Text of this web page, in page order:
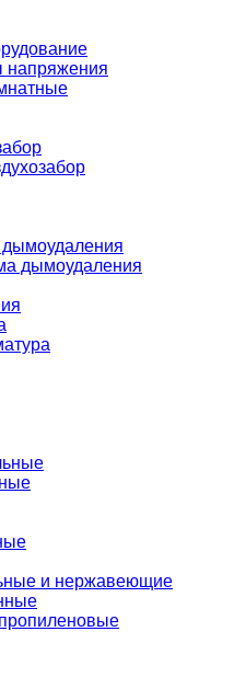
напряжения
дымоудаления
дымоудаления
и нержавеющие